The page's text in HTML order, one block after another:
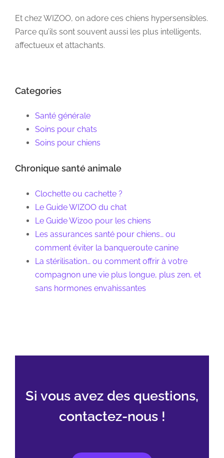
Et chez WIZOO, on adore ces chiens hypersensibles.
Parce qu’ils sont souvent aussi les plus intelligents,
affectueux et attachants.
Categories
Santé générale
Soins pour chats
Soins pour chiens
Chronique santé animale
Clochette ou cachette ?
Le Guide WIZOO du chat
Le Guide Wizoo pour les chiens
Les assurances santé pour chiens… ou
comment éviter la banqueroute canine
La stérilisation… ou comment offrir à votre
compagnon une vie plus longue, plus zen, et
sans hormones envahissantes
Si vous avez des questions,
contactez-nous !